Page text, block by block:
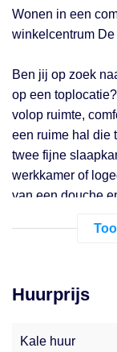
Wonen in een
winkelcentrum
Ben jij op zoek
op een
volop ruimte,
een ruime hal die
twee fijne
werkkamer of
van een douche
gemakkelijk
veiligheidshekje,
Huurprijs
Kale huur